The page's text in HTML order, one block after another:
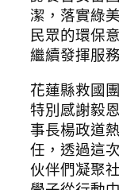
潔，落實綠
民眾的環保
繼續發揮服
花蓮縣救國
特別感謝毅
事長楊政道
任，透過這
伙伴們凝聚